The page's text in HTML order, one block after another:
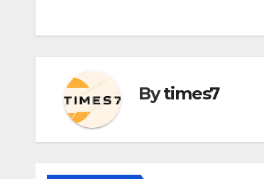
Bytimes7